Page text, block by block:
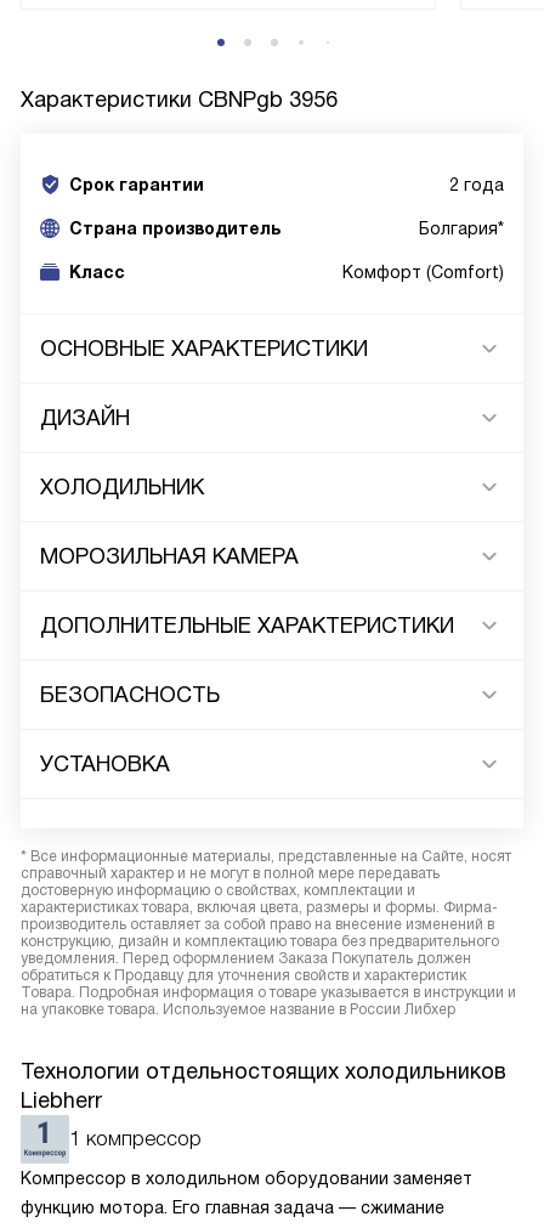
Характеристики CBNPgb 3956
Срок гарантии 2 года
Cтрана производитель Болгария*
Класс Комфорт (Comfort)
ОСНОВНЫЕ ХАРАКТЕРИСТИКИ
ДИЗАЙН
ХОЛОДИЛЬНИК
МОРОЗИЛЬНАЯ КАМЕРА
ДОПОЛНИТЕЛЬНЫЕ ХАРАКТЕРИСТИКИ
БЕЗОПАСНОСТЬ
УСТАНОВКА
* Все информационные материалы, представленные на Сайте, носят
справочный характер и не могут в полной мере передавать
достоверную информацию о свойствах, комплектации и
характеристиках товара, включая цвета, размеры и формы. Фирма-
производитель оставляет за собой право на внесение изменений в
конструкцию, дизайн и комплектацию товара без предварительного
уведомления. Перед оформлением Заказа Покупатель должен
обратиться к Продавцу для уточнения свойств и характеристик
Товара. Подробная информация о товаре указывается в инструкции и
на упаковке товара. Используемое название в России Либхер
Технологии отдельностоящих холодильников
Liebherr
1 компрессор
Компрессор в холодильном оборудовании заменяет
функцию мотора. Его главная задача — сжимание